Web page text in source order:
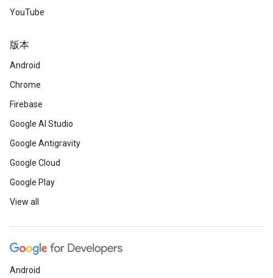
YouTube
版本
Android
Chrome
Firebase
Google AI Studio
Google Antigravity
Google Cloud
Google Play
View all
Android